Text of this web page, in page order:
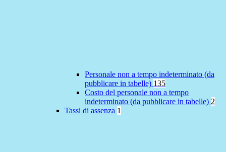
Personale non a tempo indeterminato (da
pubblicare in tabelle) 135
Costo del personale non a tempo
indeterminato (da pubblicare in tabelle) 2
Tassi di assenza 1